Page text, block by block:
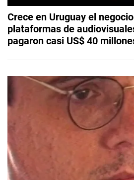
Crece en Uruguay el
plataformas de
pagaron casi US$ 40